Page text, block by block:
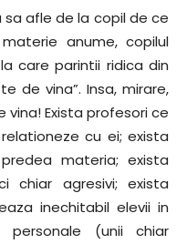
sa afle de la copil de ce
anume, copilul
la care parintii ridica din
de vina”. Insa, mirare,
Exista profesori ce
cu ei; exista
materia; exista
chiar agresivi; exista
inechitabil elevii in
(unii chiar